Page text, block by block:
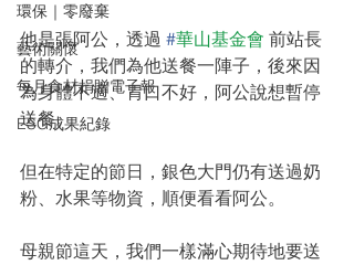
環保｜零廢棄
藝術關懷
每月食材捐贈電子報
ESG成果紀錄
他是張阿公，透過 #華山基金會 前站長
的轉介，我們為他送餐一陣子，後來因
為身體不適、胃口不好，阿公說想暫停
送餐。
但在特定的節日，銀色大門仍有送過奶
粉、水果等物資，順便看看阿公。
母親節這天，我們一樣滿心期待地要送